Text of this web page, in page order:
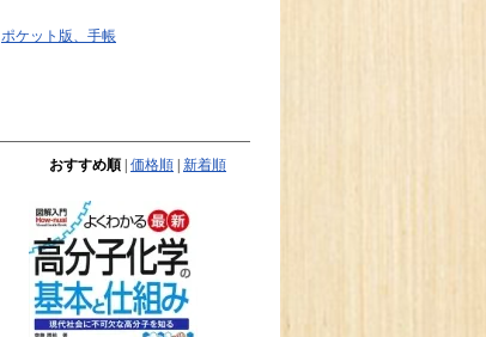
ポケット版、手帳
おすすめ順 価格順 新着順